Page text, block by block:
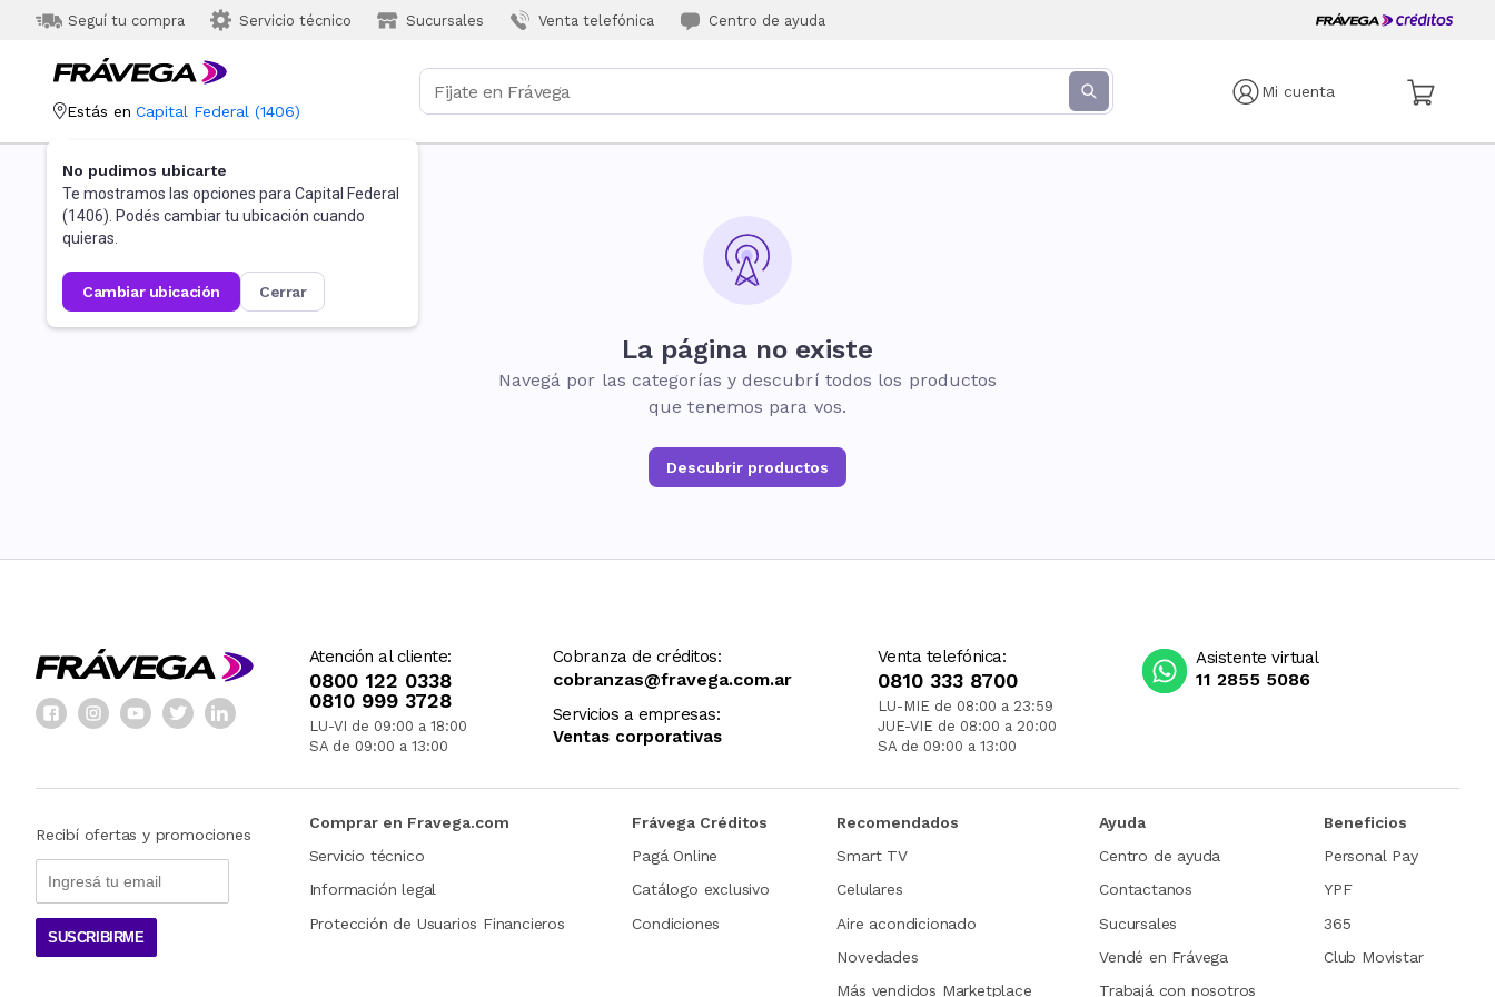
Seguí tu compra Servicio técnico Sucursales Venta telefónica Centro de ayuda
Mi cuenta
Estás en Capital Federal (1406)
No pudimos ubicarte
Te mostramos las opciones para Capital Federal
(1406). Podés cambiar tu ubicación cuando
quieras.
cambiar ubicación cerrar
La página no existe
Navegá por las categorías y descubrí todos los productos
que tenemos para vos.
Descubrir productos
Atención al cliente:
0800 122 0338
0810 999 3728
LU-VI de 09:00 a 18:00
SA de 09:00 a 13:00
Cobranza de créditos:
cobranzas@fravega.com.ar
Servicios a empresas:
Ventas corporativas
Venta telefónica:
0810 333 8700
LU-MIE de 08:00 a 23:59
JUE-VIE de 08:00 a 20:00
SA de 09:00 a 13:00
Asistente virtual
11 2855 5086
Recibí ofertas y promociones
SUSCRIBIRME
Comprar en Fravega.com
Servicio técnico
Información legal
Protección de Usuarios Financieros
Frávega Créditos
Pagá Online
Catálogo exclusivo
Condiciones
Recomendados
Smart TV
Celulares
Aire acondicionado
Novedades
Más vendidos Marketplace
Ayuda
Centro de ayuda
Contactanos
Sucursales
Vendé en Frávega
Trabajá con nosotros
Beneficios
Personal Pay
YPF
365
Club Movistar